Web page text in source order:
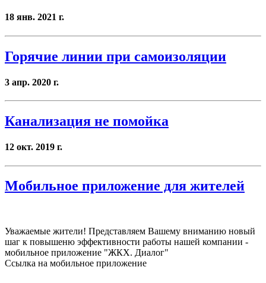
18 янв. 2021 г.
Горячие линии при самоизоляции
3 апр. 2020 г.
Канализация не помойка
12 окт. 2019 г.
Мобильное приложение для жителей
Уважаемые жители! Представляем Вашему вниманию новый
шаг к повышеню эффективности работы нашей компании -
мобильное приложение "ЖКХ. Диалог"
Ссылка на мобильное приложение